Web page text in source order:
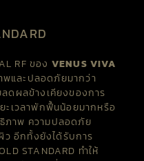
RFของ VENUS VIVA
พและปลอดภัยมากว่า
ลดผลข้างเคียงของการ
ยะเวลาพักฟื้นน้อยมากหรือ
ภาพ ความปลอดภัย
อีกทั้งยังได้รับการ
STANDARD ทำให้